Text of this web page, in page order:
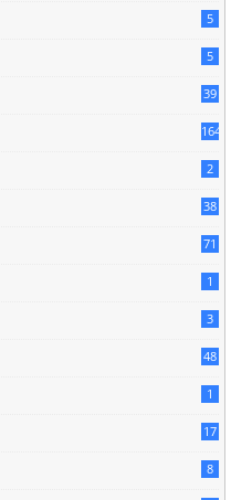
5
5
39
164
2
38
71
1
3
48
1
17
8